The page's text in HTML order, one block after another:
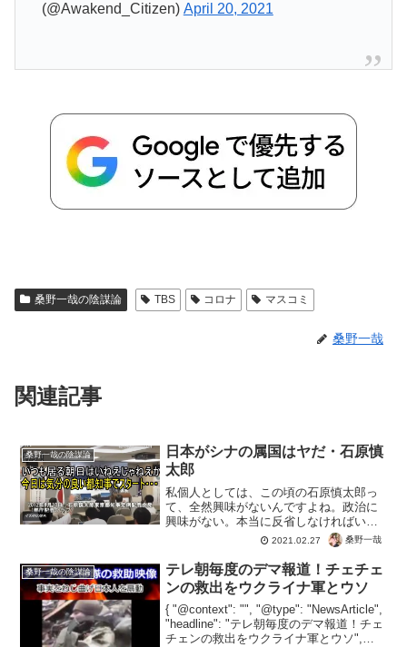
(@Awakend_Citizen) April 20, 2021
桑野一哉の陰謀論 TBS コロナ マスコミ
桑野一哉
関連記事
桑野一哉の陰謀論
日本がシナの属国はヤだ・石原慎
太郎
私個人としては、この頃の石原慎太郎っ
て、全然興味がないんですよね。政治に
興味がない。本当に反省しなければいけ
ないと反省しながらみています。朝日で
も毎日でも右でも左でも、意見をぶつけ
あうのはいいこと。ただしフェアな条件
でしっかりと前提を揃える...
2021.02.27 桑野一哉
桑野一哉の陰謀論
テレ朝毎度のデマ報道！チェチェ
ンの救出をウクライナ軍とウソ
{ "@context": "", "@type": "NewsArticle",
"headline": "テレ朝毎度のデマ報道！チェ
チェンの救出をウクライナ軍とウソ",